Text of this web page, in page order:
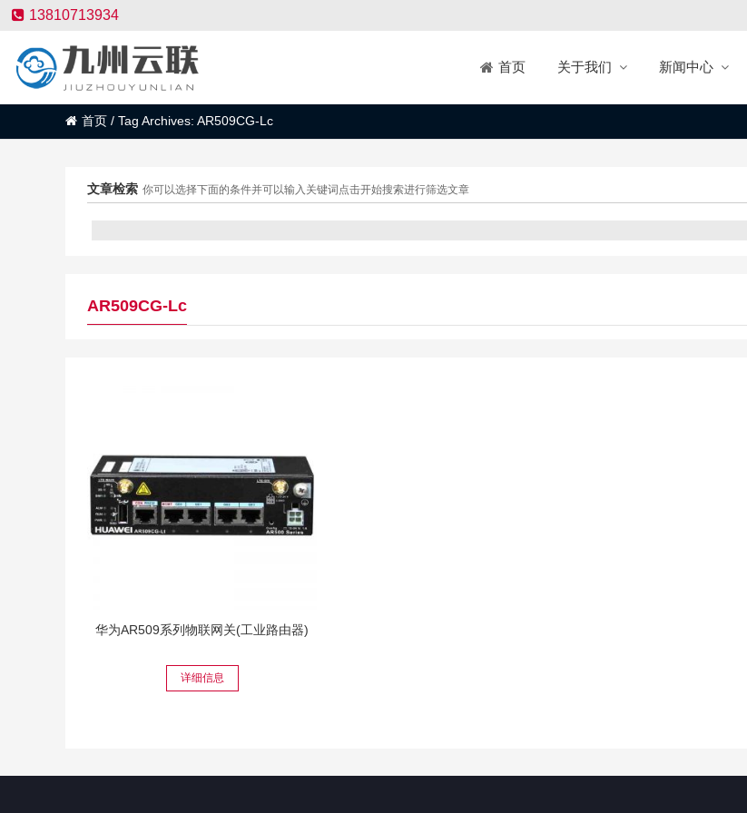
13810713934
首页 关于我们 新闻中心
首页 / Tag Archives: AR509CG-Lc
文章检索 你可以选择下面的条件并可以输入关键词点击开始搜索进行筛选文章
AR509CG-Lc
华为AR509系列物联网关(工业路由器)
详细信息